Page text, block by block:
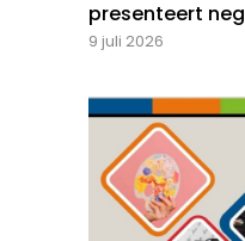
presenteert
9 juli 2026